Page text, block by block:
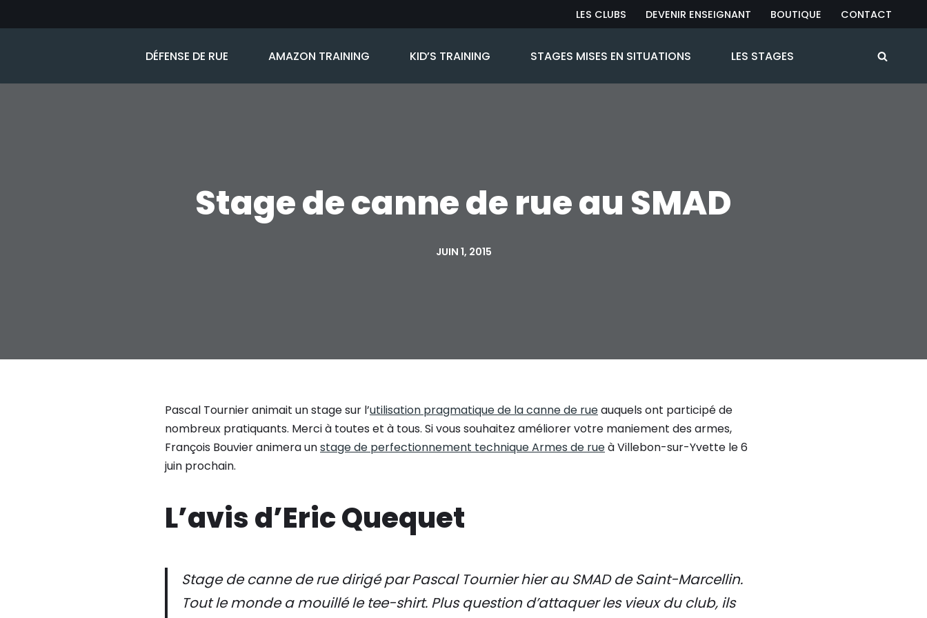
LES CLUBS DEVENIR ENSEIGNANT BOUTIQUE CONTACT
DÉFENSE DE RUE AMAZON TRAINING KID’S TRAINING STAGES MISES EN SITUATIONS LES STAGES
Stage de canne de rue au SMAD
JUIN 1, 2015
Pascal Tournier animait un stage sur l’utilisation pragmatique de la canne de rueauquels ont participé de
nombreux pratiquants. Merci à toutes et à tous. Si vous souhaitez améliorer votre maniement des armes,
François Bouvier animera unstage de perfectionnement technique Armes de rueà Villebon-sur-Yvette le 6
juin prochain.
L’avis d’Eric Quequet
Stage de canne de rue dirigé par Pascal Tournier hier au SMAD de Saint-Marcellin.
Tout le monde a mouillé le tee-shirt. Plus question d’attaquer les vieux du club, ils